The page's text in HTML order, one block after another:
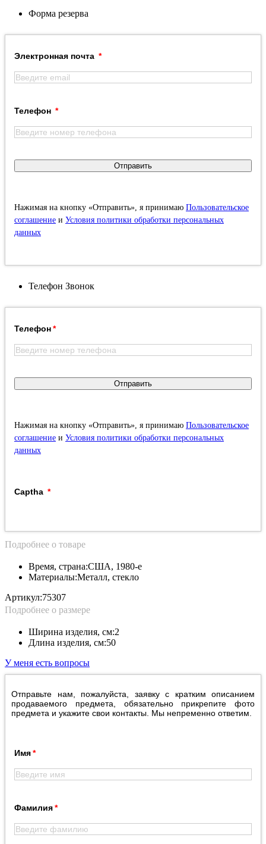
Форма резерва
Электронная почта
Телефон
Отправить
Нажимая на кнопку «Отправить», я принимаю Пользовательское
соглашение и Условия политики обработки персональных
данных
Телефон Звонок
Телефон
Отправить
Нажимая на кнопку «Отправить», я принимаю Пользовательское
соглашение и Условия политики обработки персональных
данных
Captha
Подробнее о товаре
Материалы:Металл, стекло
Время, страна:США, 1980-е
Артикул:75307
Подробнее о размере
Длина изделия, см:50
Ширина изделия, см:2
У меня есть вопросы
Отправьте нам, пожалуйста, заявку с кратким описанием
продаваемого предмета, обязательно прикрепите фото
предмета и укажите свои контакты. Мы непременно ответим.
Имя
Фамилия